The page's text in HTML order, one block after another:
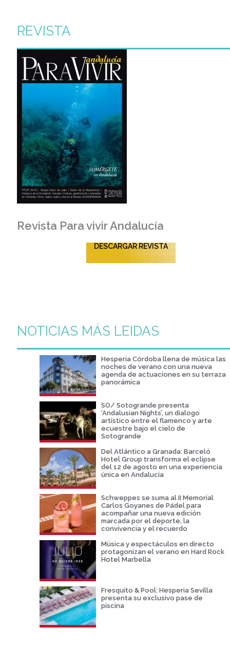
REVISTA
Revista Para vivir Andalucía
DESCARGAR REVISTA
NOTICIAS MÁS LEIDAS
Hesperia Córdoba llena de música las
noches de verano con una nueva
agenda de actuaciones en su terraza
panorámica
SO/ Sotogrande presenta
‘Andalusian Nights’, un dialogo
artístico entre el flamenco y arte
ecuestre bajo el cielo de
Sotogrande
Del Atlántico a Granada: Barceló
Hotel Group transforma el eclipse
del 12 de agosto en una experiencia
única en Andalucía
Schweppes se suma al II Memorial
Carlos Goyanes de Pádel para
acompañar una nueva edición
marcada por el deporte, la
convivencia y el recuerdo
Música y espectáculos en directo
protagonizan el verano en Hard Rock
Hotel Marbella
Fresquito & Pool: Hesperia Sevilla
presenta su exclusivo pase de
piscina